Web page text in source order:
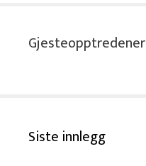
Gjesteopptredener
Siste innlegg